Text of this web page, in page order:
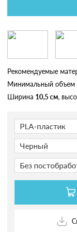
Рекомендуемые
Минимальный объем
Ширина 10,5 см,
PLA-пластик
Черный
Без